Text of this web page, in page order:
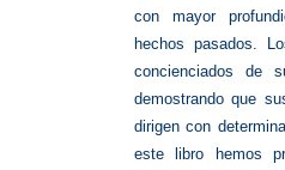
con mayor
hechos pasados.
concienciados de
demostrando que
dirigen con
este libro hemos